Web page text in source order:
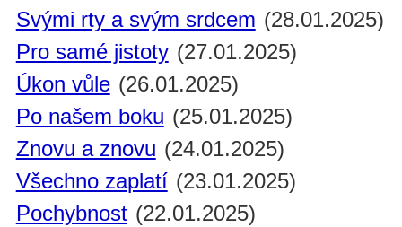
Svými rty a svým srdcem (28.01.2025)
Pro samé jistoty (27.01.2025)
Úkon vůle (26.01.2025)
Po našem boku (25.01.2025)
Znovu a znovu (24.01.2025)
Všechno zaplatí (23.01.2025)
Pochybnost (22.01.2025)